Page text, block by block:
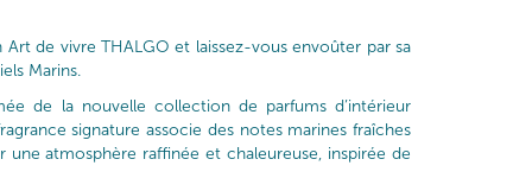
de vivre THALGO et laissez-vous envoûter par sa
Marins.
de la nouvelle collection de parfums d’intérieur
signature associe des notes marines fraîches
atmosphère raffinée et chaleureuse, inspirée de